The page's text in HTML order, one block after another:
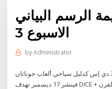
الرسم البياني
الاسبوع 3
byAdministrator
سيستخدم متحف اللوفر نينتندو 3 دي إس كدليل سياحي ألعاب جوناثان
فينشر 17 ديسمبر تهدف DICE + إلى سحب النرد المتواضع إلى القرن